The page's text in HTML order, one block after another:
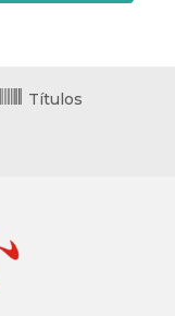
Títulos